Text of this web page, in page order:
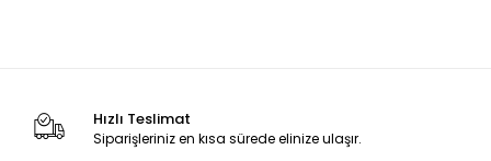
Hızlı Teslimat
Siparişleriniz en kısa sürede elinize ulaşır.